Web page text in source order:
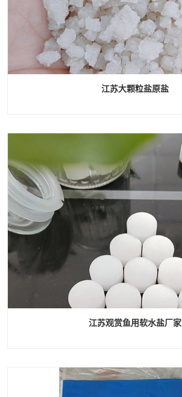
江苏大颗粒盐原盐
江苏观赏鱼用软水盐厂家